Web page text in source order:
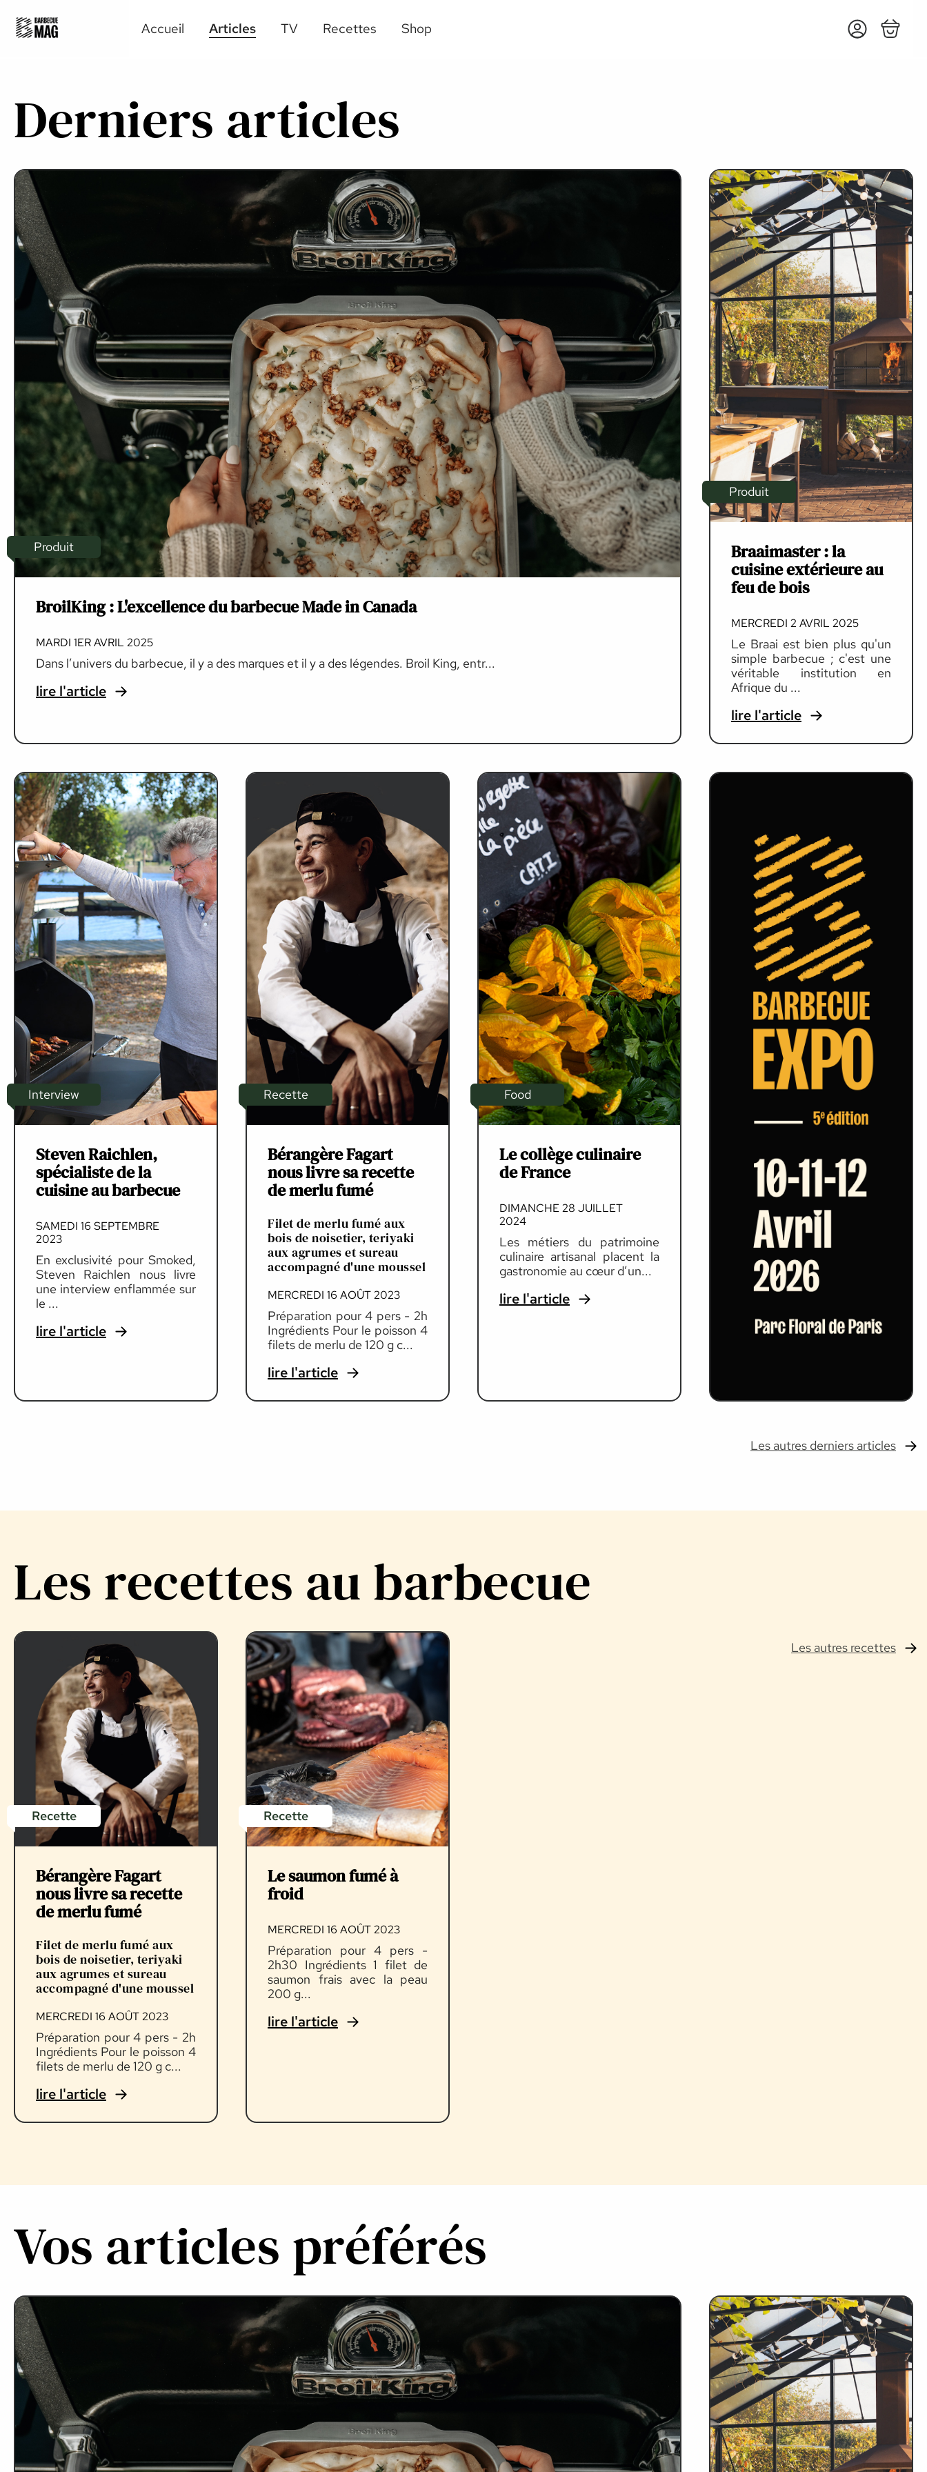
Accueil Articles TV Recettes Shop
Derniers articles
Produit
BroilKing : L'excellence du barbecue Made in Canada
MARDI 1ER AVRIL 2025
Dans l’univers du barbecue, il y a des marques et il y a des légendes. Broil King, entr...
lire l'article
Produit
Braaimaster : la
cuisine extérieure au
feu de bois
MERCREDI 2 AVRIL 2025
Le Braai est bien plus qu'un
simple barbecue ; c'est une
véritable institution en
Afrique du ...
lire l'article
Interview
Steven Raichlen,
spécialiste de la
cuisine au barbecue
SAMEDI 16 SEPTEMBRE
2023
En exclusivité pour Smoked,
Steven Raichlen nous livre
une interview enflammée sur
le ...
lire l'article
Recette
Bérangère Fagart
nous livre sa recette
de merlu fumé
Filet de merlu fumé aux
bois de noisetier, teriyaki
aux agrumes et sureau
accompagné d'une moussel
MERCREDI 16 AOÛT 2023
Préparation pour 4 pers - 2h
Ingrédients Pour le poisson 4
filets de merlu de 120 g c...
lire l'article
Food
Le collège culinaire
de France
DIMANCHE 28 JUILLET
2024
Les métiers du patrimoine
culinaire artisanal placent la
gastronomie au cœur d’un...
lire l'article
Les autres derniers articles
Les recettes au barbecue
Recette
Bérangère Fagart
nous livre sa recette
de merlu fumé
Filet de merlu fumé aux
bois de noisetier, teriyaki
aux agrumes et sureau
accompagné d'une moussel
MERCREDI 16 AOÛT 2023
Préparation pour 4 pers - 2h
Ingrédients Pour le poisson 4
filets de merlu de 120 g c...
lire l'article
Recette
Le saumon fumé à
froid
MERCREDI 16 AOÛT 2023
Préparation pour 4 pers -
2h30 Ingrédients 1 filet de
saumon frais avec la peau
200 g...
lire l'article
Les autres recettes
Vos articles préférés